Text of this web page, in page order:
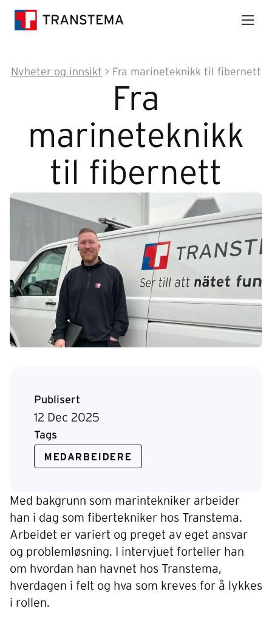
Nyheter og innsikt > Fra marineteknikk til fibernett
Fra
marineteknikk
til fibernett
Publisert
12 Dec 2025
Tags
MEDARBEIDERE
Med bakgrunn som marintekniker arbeider
han i dag som fibertekniker hos Transtema.
Arbeidet er variert og preget av eget ansvar
og problemløsning. I intervjuet forteller han
om hvordan han havnet hos Transtema,
hverdagen i felt og hva som kreves for å lykkes
i rollen.